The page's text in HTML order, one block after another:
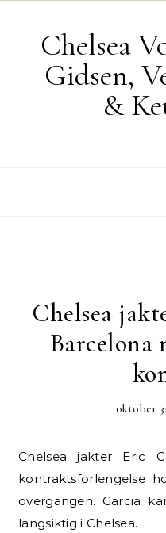
Chelsea
Gidsen,
&
Chelsea
Barcelona
oktober
Chelsea jakter Eric Garcia fra Barcelona, men
kontraktsforlengelse
overgangen. Garcia
langsiktig i Chelsea.